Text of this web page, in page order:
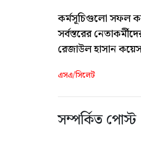
কর্মসূচিগুলো সফল
সর্বস্তরের
রেজাউল হাসান
এসএ/সিলেট
সম্পর্কিত পোস্ট